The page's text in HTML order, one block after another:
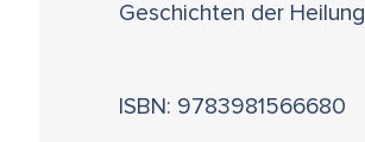
Geschichten der Heilung
ISBN: 9783981566680